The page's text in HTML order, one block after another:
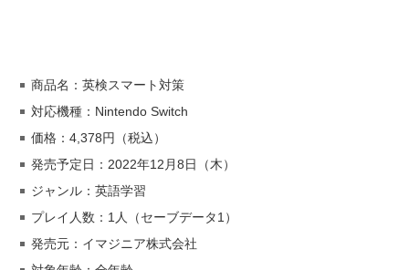
商品名：英検スマート対策
対応機種：Nintendo Switch
価格：4,378円（税込）
発売予定日：2022年12月8日（木）
ジャンル：英語学習
プレイ人数：1人（セーブデータ1）
発売元：イマジニア株式会社